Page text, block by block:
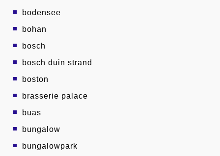
bodensee
bohan
bosch
bosch duin strand
boston
brasserie palace
buas
bungalow
bungalowpark